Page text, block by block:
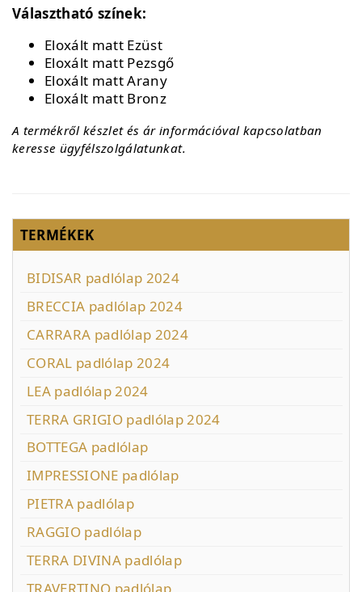
Választható színek:
Eloxált matt Ezüst
Eloxált matt Pezsgő
Eloxált matt Arany
Eloxált matt Bronz
A termékről készlet és ár információval kapcsolatban
keresse ügyfélszolgálatunkat.
TERMÉKEK
BIDISAR padlólap 2024
BRECCIA padlólap 2024
CARRARA padlólap 2024
CORAL padlólap 2024
LEA padlólap 2024
TERRA GRIGIO padlólap 2024
BOTTEGA padlólap
IMPRESSIONE padlólap
PIETRA padlólap
RAGGIO padlólap
TERRA DIVINA padlólap
TRAVERTINO padlólap